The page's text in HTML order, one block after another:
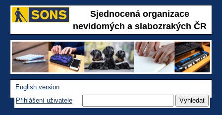
Sjednocená organizace
nevidomých a slabozrakých ČR
English version
Přihlášení uživatele